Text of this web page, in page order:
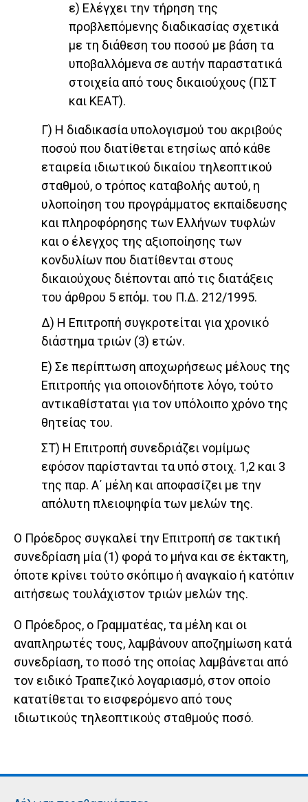
ε) Ελέγχει την τήρηση της
προβλεπόμενης διαδικασίας σχετικά
με τη διάθεση του ποσού με βάση τα
υποβαλλόμενα σε αυτήν παραστατικά
στοιχεία από τους δικαιούχους (ΠΣΤ
και ΚΕΑΤ).
Γ) Η διαδικασία υπολογισμού του ακριβούς
ποσού που διατίθεται ετησίως από κάθε
εταιρεία ιδιωτικού δικαίου τηλεοπτικού
σταθμού, ο τρόπος καταβολής αυτού, η
υλοποίηση του προγράμματος εκπαίδευσης
και πληροφόρησης των Ελλήνων τυφλών
και ο έλεγχος της αξιοποίησης των
κονδυλίων που διατίθενται στους
δικαιούχους διέπονται από τις διατάξεις
του άρθρου 5 επόμ. του Π.Δ. 212/1995.
Δ) Η Επιτροπή συγκροτείται για χρονικό
διάστημα τριών (3) ετών.
Ε) Σε περίπτωση αποχωρήσεως μέλους της
Επιτροπής για οποιονδήποτε λόγο, τούτο
αντικαθίσταται για τον υπόλοιπο χρόνο της
θητείας του.
ΣΤ) Η Επιτροπή συνεδριάζει νομίμως
εφόσον παρίστανται τα υπό στοιχ. 1,2 και 3
της παρ. Α΄ μέλη και αποφασίζει με την
απόλυτη πλειοψηφία των μελών της.
Ο Πρόεδρος συγκαλεί την Επιτροπή σε τακτική
συνεδρίαση μία (1) φορά το μήνα και σε έκτακτη,
όποτε κρίνει τούτο σκόπιμο ή αναγκαίο ή κατόπιν
αιτήσεως τουλάχιστον τριών μελών της.
Ο Πρόεδρος, ο Γραμματέας, τα μέλη και οι
αναπληρωτές τους, λαμβάνουν αποζημίωση κατά
συνεδρίαση, το ποσό της οποίας λαμβάνεται από
τον ειδικό Τραπεζικό λογαριασμό, στον οποίο
κατατίθεται το εισφερόμενο από τους
ιδιωτικούς τηλεοπτικούς σταθμούς ποσό.